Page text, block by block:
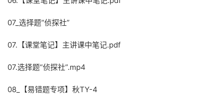
07_选择题“侦探社”
07.【课堂笔记】主讲课中笔记.pdf
07.选择题“侦探社”.mp4
08_【易错题专项】秋TY-4